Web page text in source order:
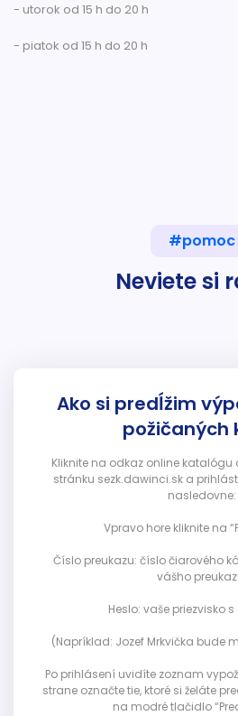
- utorok od 15 h do 20 h
- piatok od 15 h do 20 h
#pomoc
Neviete si
Ako si predĺžim
požičaných
Kliknite na odkaz online katalógu
stránku sezk.dawinci.sk a
nasledovne:
Vpravo hore kliknite na
Číslo preukazu: číslo čiarového
vášho
Heslo: vaše priezvisko
(Napríklad: Jozef Mrkvička bude
Po prihlásení uvidíte zoznam
strane označte tie, ktoré si želáte
na modré tlačidlo